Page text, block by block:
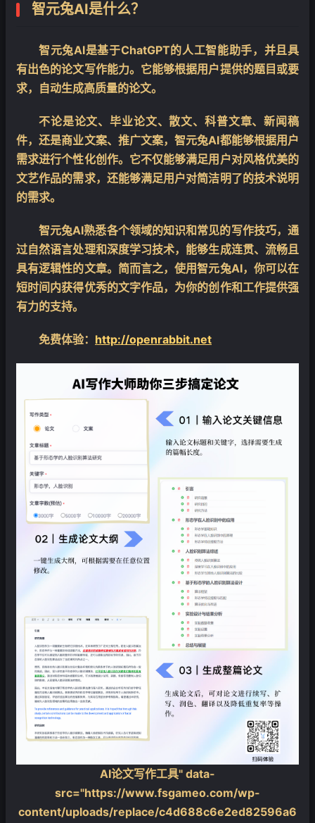
智元兔AI是什么？
智元兔AI是基于ChatGPT的人工智能助手，并且具
有出色的论文写作能力。它能够根据用户提供的题目或要
求，自动生成高质量的论文。
不论是论文、毕业论文、散文、科普文章、新闻稿
件，还是商业文案、推广文案，智元兔AI都能够根据用户
需求进行个性化创作。它不仅能够满足用户对风格优美的
文艺作品的需求，还能够满足用户对简洁明了的技术说明
的需求。
智元兔AI熟悉各个领域的知识和常见的写作技巧，通
过自然语言处理和深度学习技术，能够生成连贯、流畅且
具有逻辑性的文章。简而言之，使用智元兔AI，你可以在
短时间内获得优秀的文字作品，为你的创作和工作提供强
有力的支持。
免费体验： http://openrabbit.net
AI论文写作工具" data-
src="https://www.fsgameo.com/wp-
content/uploads/replace/c4d688c6e2ed82596a6